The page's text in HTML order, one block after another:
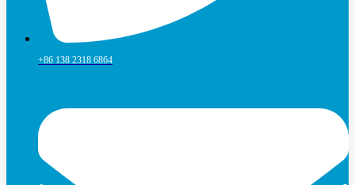
+86 138 2318 6864